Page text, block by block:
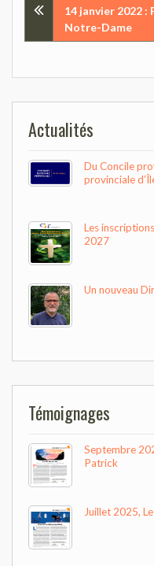
Navigation
de
l’article
14 janvier 2022 :
Notre-Dame
Actualités
Du Concile
provinciale
Les
2027
Un nouveau
Témoignages
Septembre
Patrick
Juillet 2025,